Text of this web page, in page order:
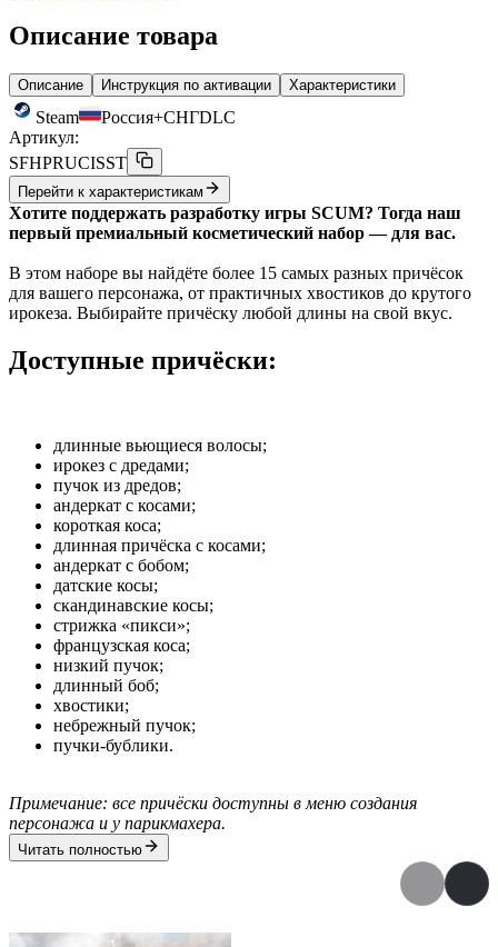
Описание товара
Описание Инструкция по активации Характеристики
Steam Россия+СНГDLC
Артикул:
SFHPRUCISST
Перейти к характеристикам
Хотите поддержать разработку игры SCUM? Тогда наш
первый премиальный косметический набор — для вас.
В этом наборе вы найдёте более 15 самых разных причёсок
для вашего персонажа, от практичных хвостиков до крутого
ирокеза. Выбирайте причёску любой длины на свой вкус.
Доступные причёски:
длинные вьющиеся волосы;
ирокез с дредами;
пучок из дредов;
андеркат с косами;
короткая коса;
длинная причёска с косами;
андеркат с бобом;
датские косы;
скандинавские косы;
стрижка «пикси»;
французская коса;
низкий пучок;
длинный боб;
хвостики;
небрежный пучок;
пучки-бублики.
Примечание: все причёски доступны в меню создания
персонажа и у парикмахера.
Читать полностью